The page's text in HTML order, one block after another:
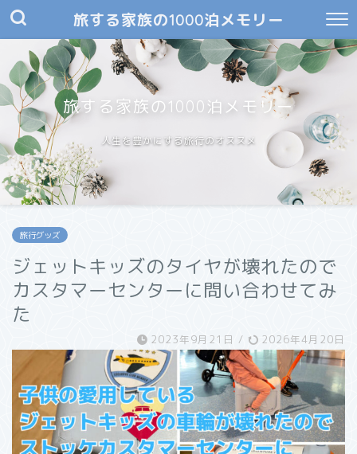
旅する家族の1000泊メモリー
旅する家族の1000泊メモリー
人生を豊かにする旅行のオススメ
旅行グッズ
ジェットキッズのタイヤが壊れたので
カスタマーセンターに問い合わせてみ
た
2023年9月21日 / 2026年4月20日